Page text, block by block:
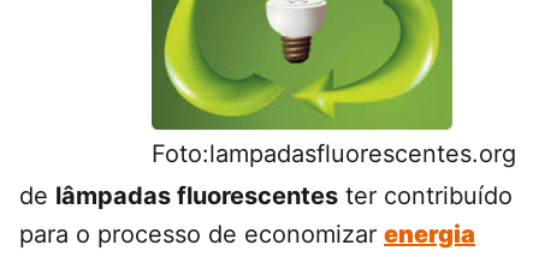
Foto:lampadasfluorescentes.org
de lâmpadas fluorescentes ter contribuído
para o processo de economizar energia